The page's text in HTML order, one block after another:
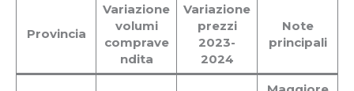
Provincia
Variazione
volumi
comprave
ndita
Variazione
prezzi
2023-
2024
Note
principali